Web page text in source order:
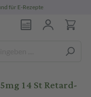
für E-Rezepte
14 St Retard-